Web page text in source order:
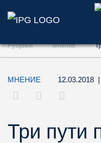
Перейти к
Перейти к
Перейти к
Рубрики Мнение
МНЕНИЕ 12.03.2018 |
Три пути